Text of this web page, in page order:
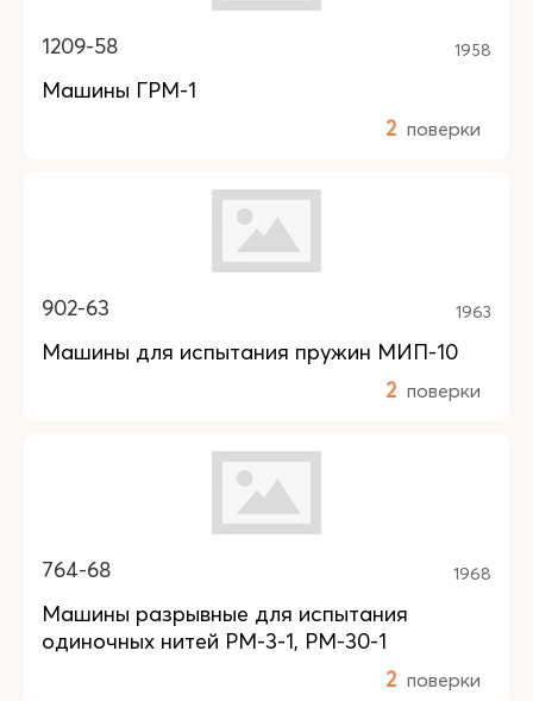
1209-58 1958
Машины ГРМ-1
2 поверки
902-63 1963
Машины для испытания пружин МИП-10
2 поверки
764-68 1968
Машины разрывные для испытания
одиночных нитей РМ-3-1, РМ-30-1
2 поверки